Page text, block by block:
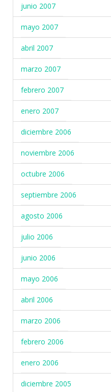
junio 2007
mayo 2007
abril 2007
marzo 2007
febrero 2007
enero 2007
diciembre 2006
noviembre 2006
octubre 2006
septiembre 2006
agosto 2006
julio 2006
junio 2006
mayo 2006
abril 2006
marzo 2006
febrero 2006
enero 2006
diciembre 2005